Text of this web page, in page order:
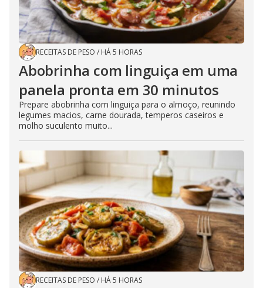
RECEITAS DE PESO / HÁ 5 HORAS
Abobrinha com linguiça em uma
panela pronta em 30 minutos
Prepare abobrinha com linguiça para o almoço, reunindo
legumes macios, carne dourada, temperos caseiros e
molho suculento muito...
RECEITAS DE PESO / HÁ 5 HORAS